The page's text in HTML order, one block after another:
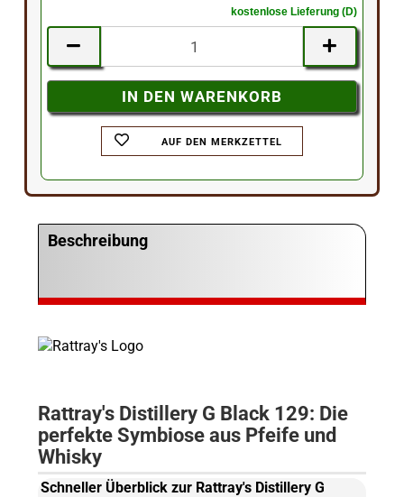
kostenlose Lieferung (D)
AUF DEN MERKZETTEL
Beschreibung
Rattray's Distillery G Black 129: Die
perfekte Symbiose aus Pfeife und
Whisky
Schneller Überblick zur Rattray's Distillery G